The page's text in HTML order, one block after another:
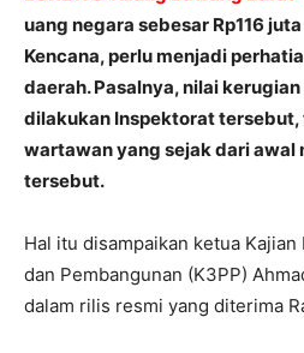
uang negara sebesar Rp116
Kencana, perlu menjadi
daerah. Pasalnya, nilai
dilakukan Inspektorat tersebut,
wartawan yang sejak dari awal
tersebut.
Hal itu disampaikan ketua
dan Pembangunan (K3PP)
dalam rilis resmi yang diterima